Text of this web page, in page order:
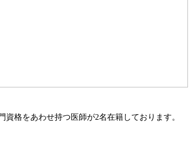
格をあわせ持つ医師が2名在籍しております。